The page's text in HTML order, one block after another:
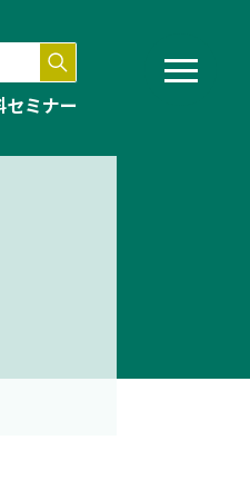
セミナー